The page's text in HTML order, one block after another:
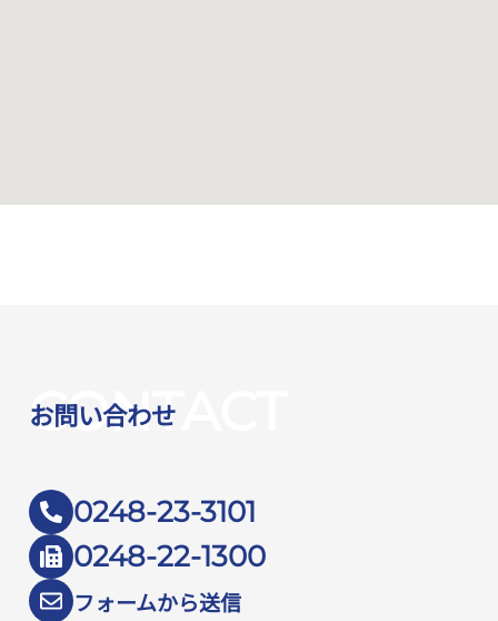
CONTACT
お問い合わせ
0248-23-3101
0248-22-1300
フォームから送信